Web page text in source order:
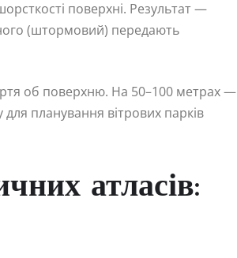
поверхні. Результат —
(штормовий) передають
об поверхню. На 50–100 метрах —
планування вітрових парків
атласів: